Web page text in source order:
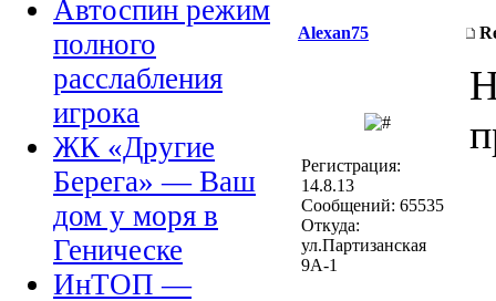
Автоспин режим
полного
расслабления
игрока
ЖК «Другие
Берега» — Ваш
дом у моря в
Геническе
ИнТОП —
Alexan75
Регистрация:
14.8.13
Сообщений: 65535
Откуда:
ул.Партизанская
9А-1